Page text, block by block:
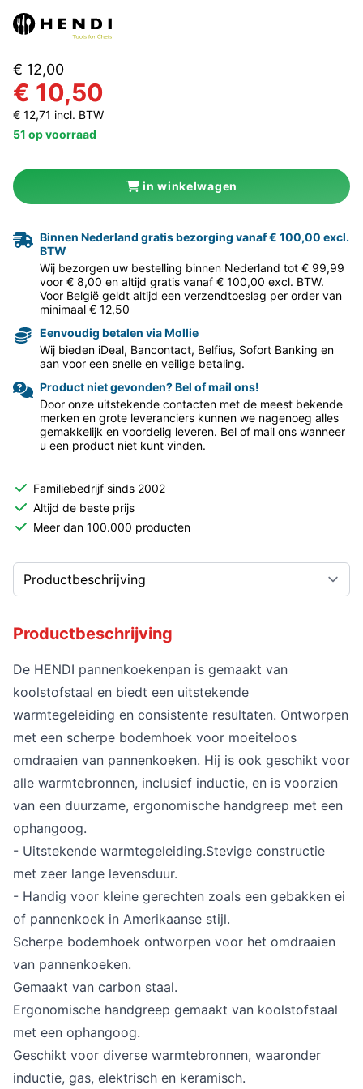
€ 12,00
€ 10,50
€ 12,71 incl. BTW
51 op voorraad
in winkelwagen
Binnen Nederland gratis bezorging vanaf € 100,00 excl.
BTW
Wij bezorgen uw bestelling binnen Nederland tot € 99,99
voor € 8,00 en altijd gratis vanaf € 100,00 excl. BTW.
Voor België geldt altijd een verzendtoeslag per order van
minimaal € 12,50
Eenvoudig betalen via Mollie
Wij bieden iDeal, Bancontact, Belfius, Sofort Banking en
aan voor een snelle en veilige betaling.
Product niet gevonden? Bel of mail ons!
Door onze uitstekende contacten met de meest bekende
merken en grote leveranciers kunnen we nagenoeg alles
gemakkelijk en voordelig leveren. Bel of mail ons wanneer
u een product niet kunt vinden.
Familiebedrijf sinds 2002
Altijd de beste prijs
Meer dan 100.000 producten
Productbeschrijving
De HENDI pannenkoekenpan is gemaakt van
koolstofstaal en biedt een uitstekende
warmtegeleiding en consistente resultaten. Ontworpen
met een scherpe bodemhoek voor moeiteloos
omdraaien van pannenkoeken. Hij is ook geschikt voor
alle warmtebronnen, inclusief inductie, en is voorzien
van een duurzame, ergonomische handgreep met een
ophangoog.
- Uitstekende warmtegeleiding.Stevige constructie
met zeer lange levensduur.
- Handig voor kleine gerechten zoals een gebakken ei
of pannenkoek in Amerikaanse stijl.
Scherpe bodemhoek ontworpen voor het omdraaien
van pannenkoeken.
Gemaakt van carbon staal.
Ergonomische handgreep gemaakt van koolstofstaal
met een ophangoog.
Geschikt voor diverse warmtebronnen, waaronder
inductie, gas, elektrisch en keramisch.